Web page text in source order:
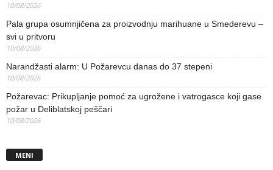
10/08/2026
Pala grupa osumnjičena za proizvodnju marihuane u Smederevu –
svi u pritvoru
10/08/2026
Narandžasti alarm: U Požarevcu danas do 37 stepeni
10/08/2026
Požarevac: Prikupljanje pomoć za ugrožene i vatrogasce koji gase
požar u Deliblatskoj peščari
10/08/2026
MENI